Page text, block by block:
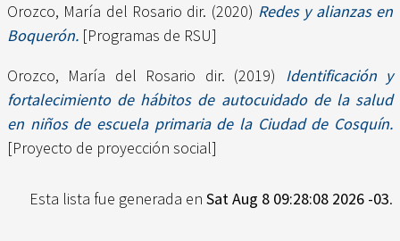
Orozco, María del Rosario dir. (2020) Redes y alianzas en
Boquerón. [Programas de RSU]
Orozco, María del Rosario dir. (2019) Identificación y
fortalecimiento de hábitos de autocuidado de la salud
en niños de escuela primaria de la Ciudad de Cosquín.
[Proyecto de proyección social]
Esta lista fue generada en Sat Aug 8 09:28:08 2026 -03.